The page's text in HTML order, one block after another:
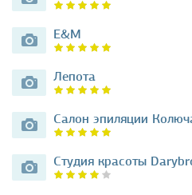
E&M
Лепота
Салон эпиляции
Студия красоты